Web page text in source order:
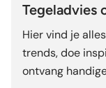
Tegeladvies
Hier vind je
trends, doe
ontvang